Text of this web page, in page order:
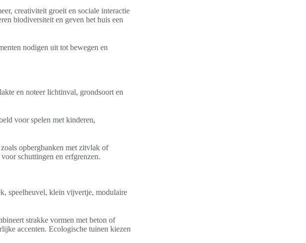
creativiteit groeit en sociale interactie
biodiversiteit en geven het huis een
nodigen uit tot bewegen en
en noteer lichtinval, grondsoort en
voor spelen met kinderen,
opbergbanken met zitvlak of
schuttingen en erfgrenzen.
speelheuvel, klein vijvertje, modulaire
strakke vormen met beton of
accenten. Ecologische tuinen kiezen